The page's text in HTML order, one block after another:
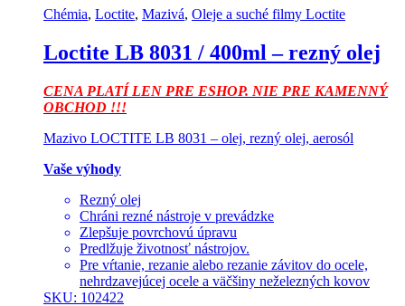
Chémia, Loctite, Mazivá, Oleje a suché filmy Loctite
Loctite LB 8031 / 400ml – rezný olej
CENA PLATÍ LEN PRE ESHOP. NIE PRE KAMENNÝ
OBCHOD !!!
Mazivo LOCTITE LB 8031 – olej, rezný olej, aerosól
Vaše výhody
Rezný olej
Chráni rezné nástroje v prevádzke
Zlepšuje povrchovú úpravu
Predlžuje životnosť nástrojov.
Pre vŕtanie, rezanie alebo rezanie závitov do ocele,
nehrdzavejúcej ocele a väčšiny neželezných kovov
SKU: 102422